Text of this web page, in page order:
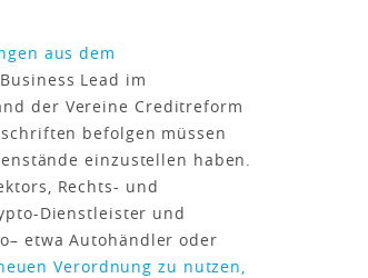
aus dem
Lead im
der Vereine Creditreform
befolgen müssen
einzustellen haben.
Rechts- und
Dienstleister und
etwa Autohändler oder
Verordnung zu nutzen,